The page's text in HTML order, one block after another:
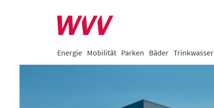
Energie Mobilität Parken Bäder Trinkwasser